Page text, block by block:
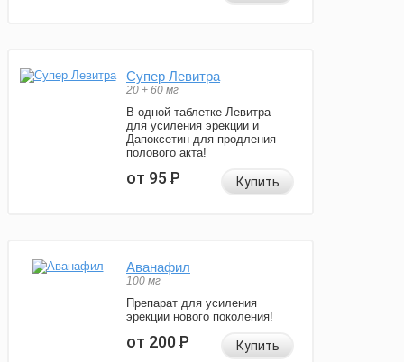
Супер Левитра
20 + 60 мг
В одной таблетке Левитра
для усиления эрекции и
Дапоксетин для продления
полового акта!
от 95Р Купить
Аванафил
100 мг
Препарат для усиления
эрекции нового поколения!
от 200Р Купить